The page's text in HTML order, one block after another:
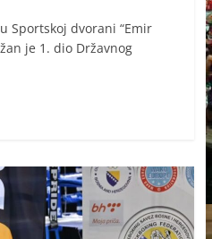
Sportskoj dvorani “Emir
je 1. dio Državnog